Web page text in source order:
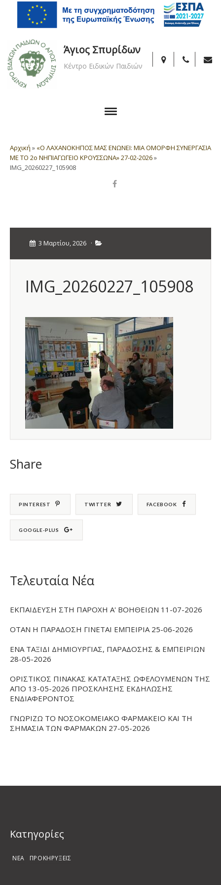
Άγιος Σπυρίδων
Κέντρο Ειδικών Παιδιών
Αρχική » «Ο ΛΑΧΑΝΟΚΗΠΟΣ ΜΑΣ ΕΝΩΝΕΙ: MIA ΟΜΟΡΦΗ ΣΥΝΕΡΓΑΣΙΑ
ΜΕ ΤΟ 2ο ΝΗΠΙΑΓΩΓΕΙΟ ΚΡΟΥΣΣΩΝΑ» 27-02-2026»
IMG_20260227_105908
3 Μαρτίου, 2026 ·
IMG_20260227_105908
Share
PINTEREST TWITTER FACEBOOK
GOOGLE-PLUS
Τελευταία Νέα
ΕΚΠΑΙΔΕΥΣΗ ΣΤΗ ΠΑΡΟΧΗ Α' ΒΟΗΘΕΙΩΝ 11-07-2026
ΟΤΑΝ Η ΠΑΡΑΔΟΣΗ ΓΙΝΕΤΑΙ ΕΜΠΕΙΡΙΑ 25-06-2026
ΕΝΑ ΤΑΞΙΔΙ ΔΗΜΙΟΥΡΓΙΑΣ, ΠΑΡΑΔΟΣΗΣ & ΕΜΠΕΙΡΙΩΝ
28-05-2026
ΟΡΙΣΤΙΚΟΣ ΠΙΝΑΚΑΣ ΚΑΤΑΤΑΞΗΣ ΩΦΕΛΟΥΜΕΝΩΝ ΤΗΣ
ΑΠΟ 13-05-2026 ΠΡΟΣΚΛΗΣΗΣ ΕΚΔΗΛΩΣΗΣ
ΕΝΔΙΑΦΕΡΟΝΤΟΣ
ΓΝΩΡΙΖΩ ΤΟ ΝΟΣΟΚΟΜΕΙΑΚΟ ΦΑΡΜΑΚΕΙΟ ΚΑΙ ΤΗ
ΣΗΜΑΣΙΑ ΤΩΝ ΦΑΡΜΑΚΩΝ 27-05-2026
Kατηγορίες
ΝΕΑ ΠΡΟΚΗΡΥΞΕΙΣ